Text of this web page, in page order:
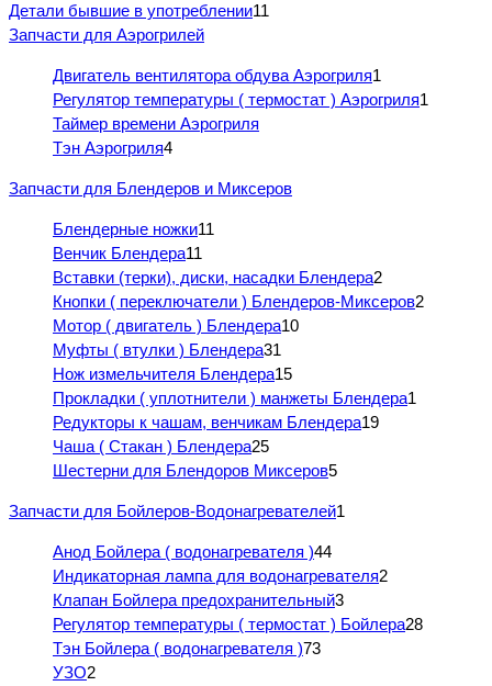
Детали бывшие в употреблении11
Запчасти для Аэрогрилей
Двигатель вентилятора обдува Аэрогриля1
Регулятор температуры ( термостат ) Аэрогриля1
Таймер времени Аэрогриля
Тэн Аэрогриля4
Запчасти для Блендеров и Миксеров
Блендерные ножки11
Венчик Блендера11
Вставки (терки), диски, насадки Блендера2
Кнопки ( переключатели ) Блендеров-Миксеров2
Мотор ( двигатель ) Блендера10
Муфты ( втулки ) Блендера31
Нож измельчителя Блендера15
Прокладки ( уплотнители ) манжеты Блендера1
Редукторы к чашам, венчикам Блендера19
Чаша ( Стакан ) Блендера25
Шестерни для Блендоров Миксеров5
Запчасти для Бойлеров-Водонагревателей1
Анод Бойлера ( водонагревателя )44
Индикаторная лампа для водонагревателя2
Клапан Бойлера предохранительный3
Регулятор температуры ( термостат ) Бойлера28
Тэн Бойлера ( водонагревателя )73
УЗО2